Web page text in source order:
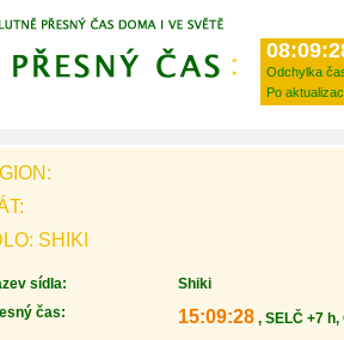
Odchylka
Po
SHIKI
sídla:
Shiki
čas:
15:09:28 , SELČ +7 h,